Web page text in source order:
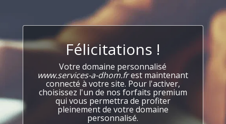
Félicitations !
Votre domaine personnalisé
www.services-a-dhom.frest maintenant
connecté à votre site. Pour l'activer,
choisissez l'un de nos forfaits premium
qui vous permettra de profiter
pleinement de votre domaine
personnalisé.